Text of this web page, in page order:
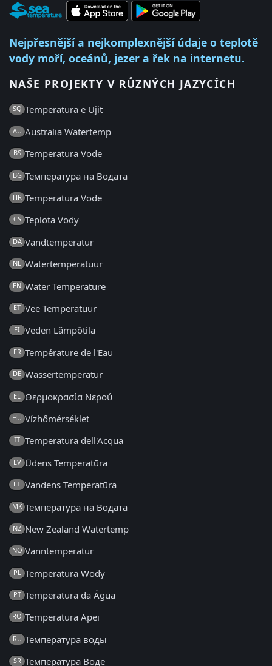
Nejpřesnější a nejkomplexnější údaje o teplotě
vody moří, oceánů, jezer a řek na internetu.
NAŠE PROJEKTY V RŮZNÝCH JAZYCÍCH
SQ Temperatura e Ujit
AU Australia Watertemp
BS Temperatura Vode
BG Температура на Водата
HR Temperatura Vode
CS Teplota Vody
DA Vandtemperatur
NL Watertemperatuur
EN Water Temperature
ET Vee Temperatuur
FI Veden Lämpötila
FR Température de l'Eau
DE Wassertemperatur
EL Θερμοκρασία Νερού
HU Vízhőmérséklet
IT Temperatura dell'Acqua
LV Ūdens Temperatūra
LT Vandens Temperatūra
MK Температура на Водата
NZ New Zealand Watertemp
NO Vanntemperatur
PL Temperatura Wody
PT Temperatura da Água
RO Temperatura Apei
RU Температура воды
SR Температура Воде